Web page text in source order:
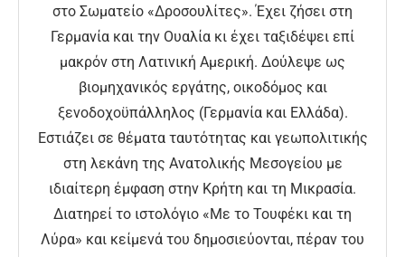
στο Σωματείο «Δροσουλίτες». Έχει ζήσει στη
Γερμανία και την Ουαλία κι έχει ταξιδέψει επί
μακρόν στη Λατινική Αμερική. Δούλεψε ως
βιομηχανικός εργάτης, οικοδόμος και
ξενοδοχοϋπάλληλος (Γερμανία και Ελλάδα).
Εστιάζει σε θέματα ταυτότητας και γεωπολιτικής
στη λεκάνη της Ανατολικής Μεσογείου με
ιδιαίτερη έμφαση στην Κρήτη και τη Μικρασία.
Διατηρεί το ιστολόγιο «Με το Τουφέκι και τη
Λύρα» και κείμενά του δημοσιεύονται, πέραν του